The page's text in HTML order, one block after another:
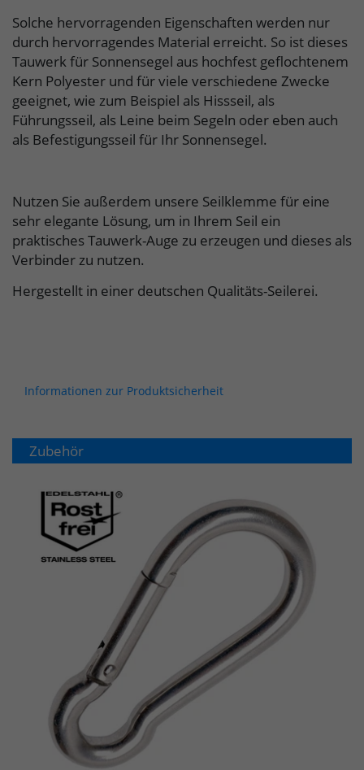
Solche hervorragenden Eigenschaften werden nur
durch hervorragendes Material erreicht. So ist dieses
Tauwerk für Sonnensegel aus hochfest geflochtenem
Kern Polyester und für viele verschiedene Zwecke
geeignet, wie zum Beispiel als Hissseil, als
Führungsseil, als Leine beim Segeln oder eben auch
als Befestigungsseil für Ihr Sonnensegel.
Nutzen Sie außerdem unsere Seilklemme für eine
sehr elegante Lösung, um in Ihrem Seil ein
praktisches Tauwerk-Auge zu erzeugen und dieses als
Verbinder zu nutzen.
Hergestellt in einer deutschen Qualitäts-Seilerei.
Informationen zur Produktsicherheit
Zubehör